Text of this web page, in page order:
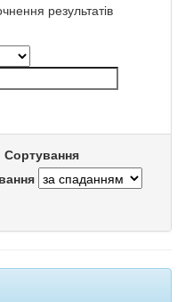
результатів
Сортування